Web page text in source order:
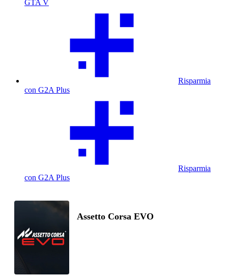
GTA V
Risparmia
con G2A Plus
Risparmia
con G2A Plus
Assetto Corsa EVO